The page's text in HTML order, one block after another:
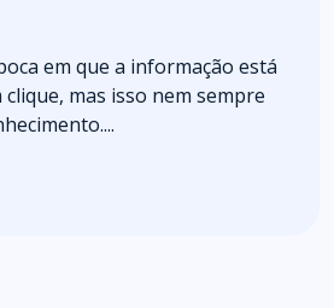
em que a informação está
mas isso nem sempre